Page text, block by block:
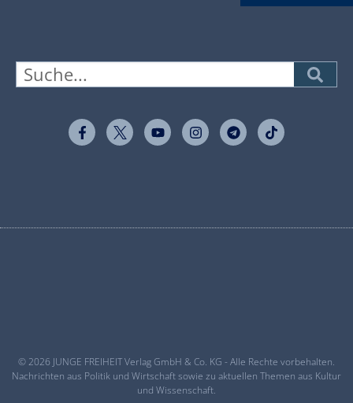
© 2026 JUNGE FREIHEIT Verlag GmbH & Co. KG - Alle Rechte vorbehalten.
Nachrichten aus Politik und Wirtschaft sowie zu aktuellen Themen aus Kultur
und Wissenschaft.